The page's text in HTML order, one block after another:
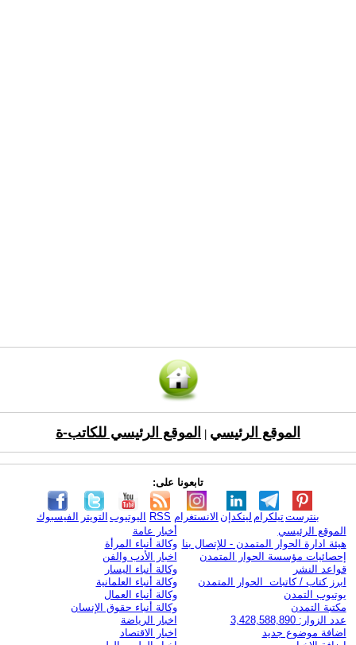
الموقع الرئيسي الموقع الرئيسي للكاتب-ة
تابعونا على:
الفيسبوك التويتر اليوتيوب RSS الانستغرام لينكدإن تيلكرامبنترست
الموقع الرئيسي
هيئة ادارة الحوار المتمدن - للإتصال بنا
إحصائيات مؤسسة الحوار المتمدن
قواعد النشر
ابرز كتاب / كاتبات الحوار المتمدن
يوتيوب التمدن
مكتبة التمدن
عدد الزوار: 3,428,588,890
اضافة موضوع جديد
أخبار عامة
وكالة أنباء المرأة
اخبار الأدب والفن
وكالة أنباء اليسار
وكالة أنباء العلمانية
وكالة أنباء العمال
وكالة أنباء حقوق الإنسان
اخبار الرياضة
اخبار الاقتصاد